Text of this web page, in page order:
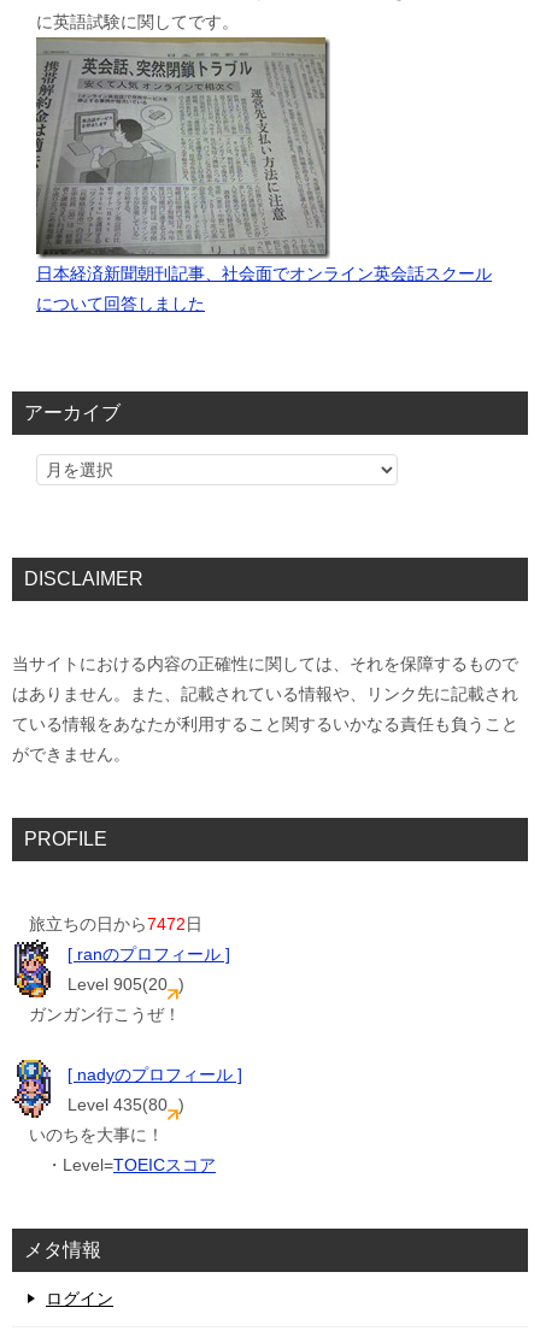
に英語試験に関してです。
日本経済新聞朝刊記事、社会面でオンライン英会話スクール
について回答しました
アーカイブ
DISCLAIMER
当サイトにおける内容の正確性に関しては、それを保障するもので
はありません。また、記載されている情報や、リンク先に記載され
ている情報をあなたが利用すること関するいかなる責任も負うこと
ができません。
PROFILE
旅立ちの日から7472日
[ ranのプロフィール ]
Level 905(20 )
ガンガン行こうぜ！
[ nadyのプロフィール ]
Level 435(80 )
いのちを大事に！
・Level=TOEICスコア
メタ情報
ログイン